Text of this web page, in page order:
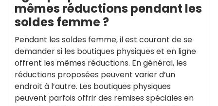
mêmes réductions pendant les
soldes femme ?
Pendant les soldes femme, il est courant de se
demander si les boutiques physiques et en ligne
offrent les mêmes réductions. En général, les
réductions proposées peuvent varier d’un
endroit à l’autre. Les boutiques physiques
peuvent parfois offrir des remises spéciales en